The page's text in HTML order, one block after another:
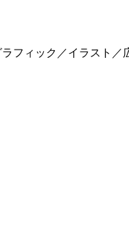
フィック／イラスト／